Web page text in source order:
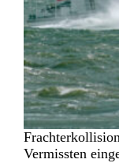
Vermissten